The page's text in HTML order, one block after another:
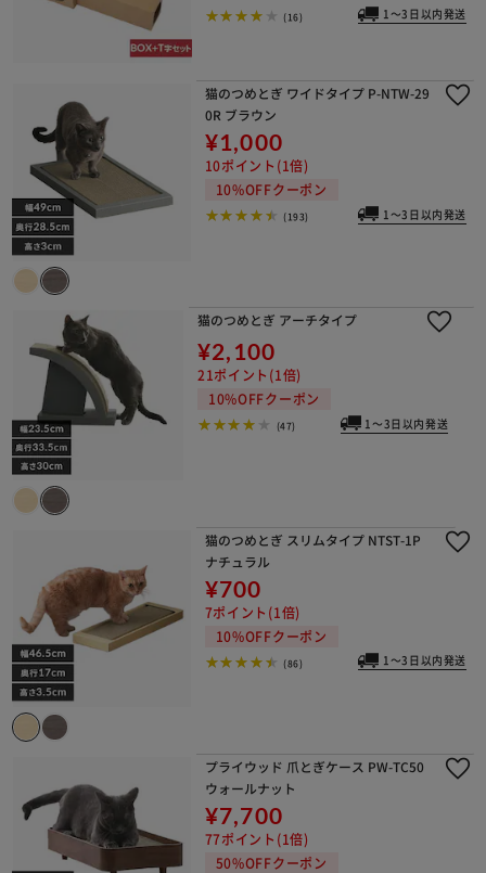
(16) 1～3日以内発送
猫のつめとぎ ワイドタイプ P-NTW-29
0R ブラウン
¥1,000
10ポイント(1倍)
10%OFFクーポン
(193) 1～3日以内発送
猫のつめとぎ アーチタイプ
¥2,100
21ポイント(1倍)
10%OFFクーポン
(47) 1～3日以内発送
猫のつめとぎ スリムタイプ NTST-1P
ナチュラル
¥700
7ポイント(1倍)
10%OFFクーポン
(86) 1～3日以内発送
プライウッド 爪とぎケース PW-TC50
ウォールナット
¥7,700
77ポイント(1倍)
50%OFFクーポン